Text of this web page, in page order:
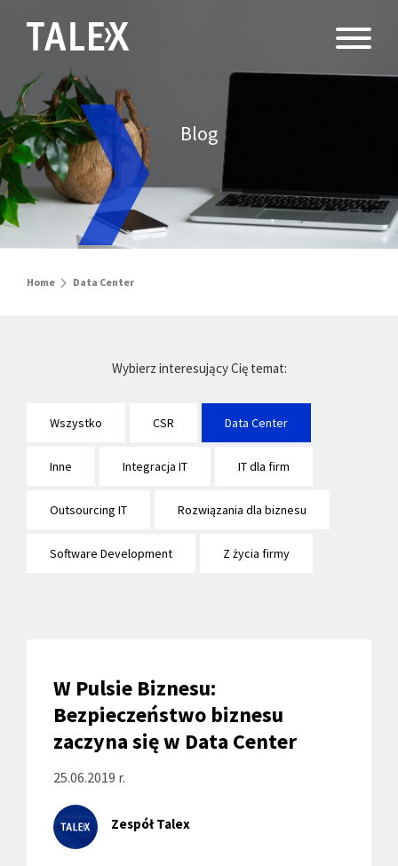
Blog
Home Data Center
Wybierz interesujący Cię temat:
Wszystko CSR Data Center
Inne Integracja IT IT dla firm
Outsourcing IT Rozwiązania dla biznesu
Software Development Z życia firmy
W Pulsie Biznesu:
Bezpieczeństwo biznesu
zaczyna się w Data Center
25.06.2019 r.
Zespół Talex